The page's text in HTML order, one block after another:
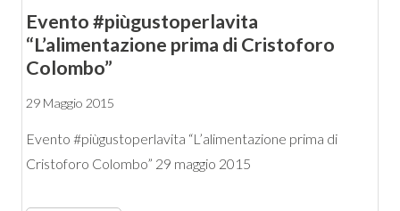
Evento #piùgustoperlavita
“L’alimentazione prima di Cristoforo
Colombo”
29 Maggio 2015
Evento #piùgustoperlavita “L’alimentazione prima di
Cristoforo Colombo” 29 maggio 2015